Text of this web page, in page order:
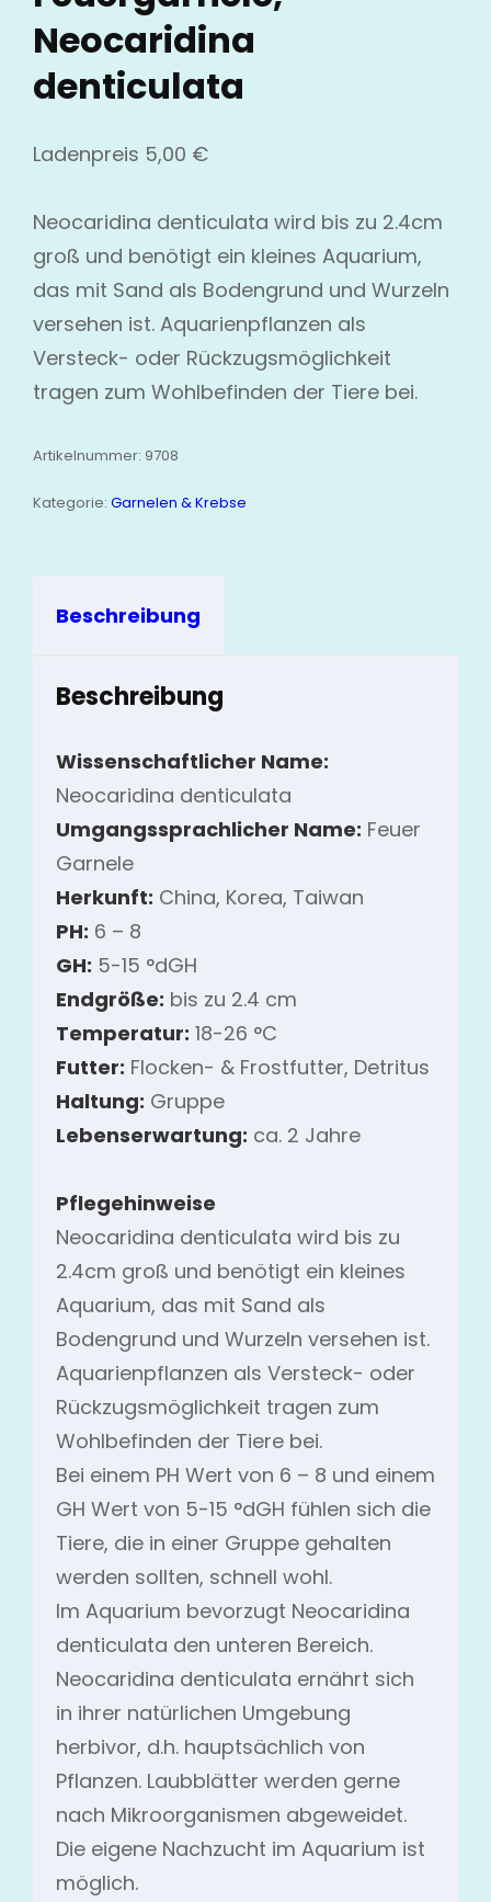
Neocaridina
denticulata
Ladenpreis 5,00 €
Neocaridina denticulata wird bis zu 2.4cm
groß und benötigt ein kleines Aquarium,
das mit Sand als Bodengrund und Wurzeln
versehen ist. Aquarienpflanzen als
Versteck- oder Rückzugsmöglichkeit
tragen zum Wohlbefinden der Tiere bei.
Artikelnummer: 9708
Kategorie: Garnelen & Krebse
Beschreibung
Beschreibung
Wissenschaftlicher Name:
Neocaridina denticulata
Umgangssprachlicher Name: Feuer
Garnele
Herkunft: China, Korea, Taiwan
PH: 6 – 8
GH: 5-15 °dGH
Endgröße: bis zu 2.4 cm
Temperatur: 18-26 °C
Futter: Flocken- & Frostfutter, Detritus
Haltung: Gruppe
Lebenserwartung: ca. 2 Jahre
Pflegehinweise
Neocaridina denticulata wird bis zu
2.4cm groß und benötigt ein kleines
Aquarium, das mit Sand als
Bodengrund und Wurzeln versehen ist.
Aquarienpflanzen als Versteck- oder
Rückzugsmöglichkeit tragen zum
Wohlbefinden der Tiere bei.
Bei einem PH Wert von 6 – 8 und einem
GH Wert von 5-15 °dGH fühlen sich die
Tiere, die in einer Gruppe gehalten
werden sollten, schnell wohl.
Im Aquarium bevorzugt Neocaridina
denticulata den unteren Bereich.
Neocaridina denticulata ernährt sich
in ihrer natürlichen Umgebung
herbivor, d.h. hauptsächlich von
Pflanzen. Laubblätter werden gerne
nach Mikroorganismen abgeweidet.
Die eigene Nachzucht im Aquarium ist
möglich.